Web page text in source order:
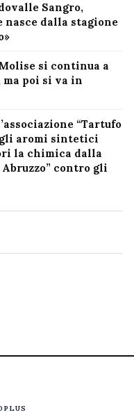
Sangro,
nasce dalla stagione
si continua a
poi si va in
“Tartufo
aromi sintetici
la chimica dalla
contro gli